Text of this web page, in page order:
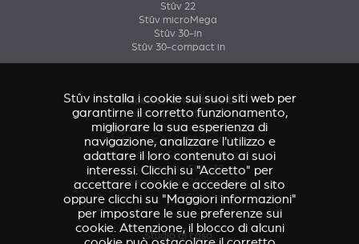
Stûv 22
Stûv microMega
Stûv 30-in
Stûv 30-compact in
Accessori & rivestimenti
Accessorio Stûv 16
Accessori & rivestimenti Stûv 21
Accessori & rivestimenti Stûv 22
Accessorio Stûv microMega
Accessorio Stûv 30
Accessorio Stûv 30-compact
Studio di caso
Stûv installa i cookie sui suoi siti web per
garantirne il corretto funzionamento,
migliorare la sua esperienza di
navigazione, analizzare l'utilizzo e
adattare il loro contenuto ai suoi
interessi. Clicchi su "Accetto" per
accettare i cookie e accedere al sito
oppure clicchi su "Maggiori informazioni"
per impostare le sue preferenze sui
cookie. Attenzione, il blocco di alcuni